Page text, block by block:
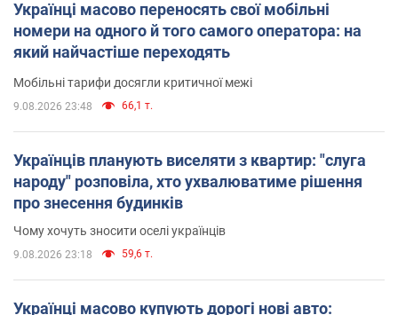
Українці масово переносять свої мобільні
номери на одного й того самого оператора: на
який найчастіше переходять
Мобільні тарифи досягли критичної межі
9.08.2026 23:48 66,1 т.
Українців планують виселяти з квартир: "слуга
народу" розповіла, хто ухвалюватиме рішення
про знесення будинків
Чому хочуть зносити оселі українців
9.08.2026 23:18 59,6 т.
Українці масово купують дорогі нові авто: